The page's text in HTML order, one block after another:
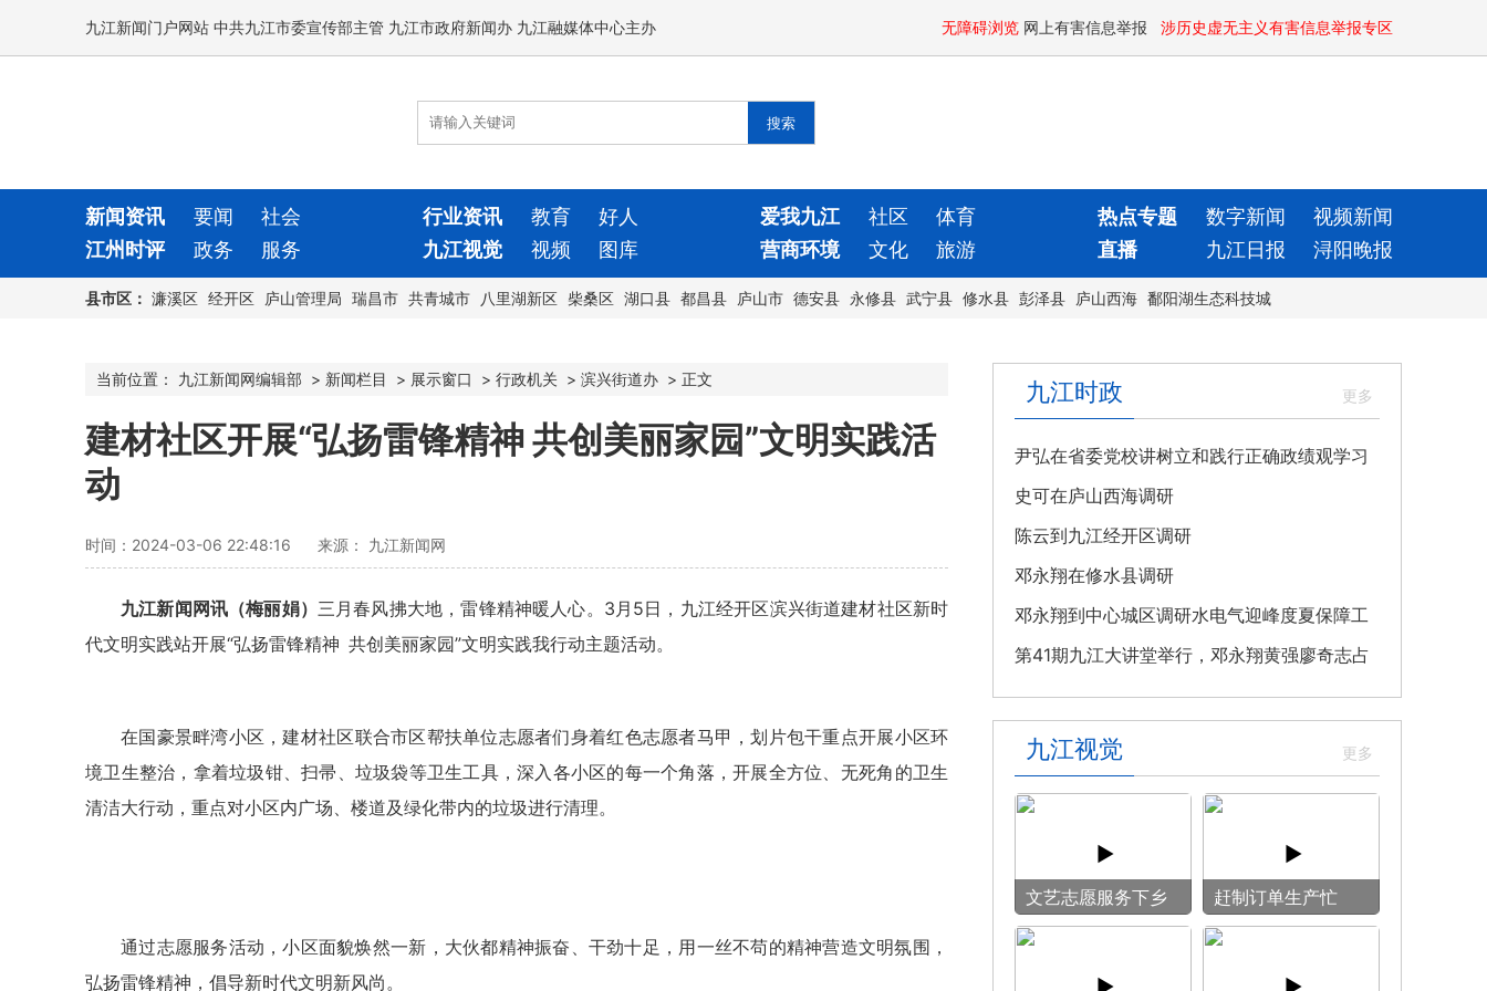
九江新闻门户网站 中共九江市委宣传部主管 九江市政府新闻办 九江融媒体中心主办 无障碍浏览 网上有害信息举报 涉历史虚无主义有害信息举报专区
新闻资讯 要闻 社会 行业资讯 教育 好人 爱我九江 社区 体育 热点专题 数字新闻
视频新闻
江州时评
政务 服务 九江视觉 视频 图库 营商环境 文化 旅游 直播 九江日报 浔阳晚报
县市区： 濂溪区 经开区 庐山管理局 瑞昌市 共青城市 八里湖新区 柴桑区 湖口县 都昌县 庐山市 德安县 永修县 武宁县 修水县 彭泽县 庐山西海 鄱阳湖生态科技城
当前位置： 九江新闻网编辑部 > 新闻栏目 > 展示窗口 > 行政机关 > 滨兴街道办 > 正文
​建材社区开展“弘扬雷锋精神 共创美丽家园”文明实践活
动
时间：2024-03-06 22:48:16 来源： 九江新闻网
九江新闻网讯 （梅丽娟） 三月春风拂大地，雷锋精神暖人心。 3月 5日， 九江经开区滨兴街道建材社区新时
代文明实践站开展“弘扬雷锋精神 共创美丽家园”文明实践我行动主题活动。
在国豪景畔湾小区，建材社区联合市区帮扶单位志愿者们身着红色志愿者马甲，划片包干重点开展小区环
境卫生整治，拿着垃圾钳、扫帚、垃圾袋等卫生工具，深入各小区的每一个角落，开展全方位、无死角的卫生
清洁大行动，重点对小区内广场、楼道及绿化带内的垃圾进行清理。
通过志愿服务活动，小区面貌焕然一新，大伙都精神振奋、干劲十足，用一丝不苟的精神营造文明氛围，
弘扬雷锋精神，倡导新时代文明新风尚。
九江时政
尹弘在省委党校讲树立和践行正确政绩观学习
教育专题党课
史可在庐山西海调研
陈云到九江经开区调研
邓永翔在修水县调研
邓永翔到中心城区调研水电气迎峰度夏保障工
作
第41期九江大讲堂举行，邓永翔黄强廖奇志占
勇出席
九江视觉
文艺志愿服务下乡
用镜头记录乡村笑
赶制订单生产忙